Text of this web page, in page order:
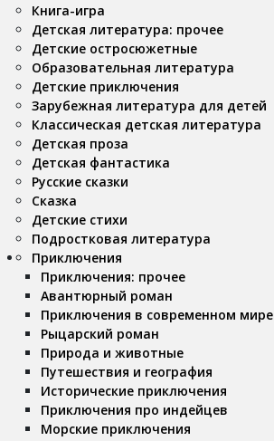
Книга-игра
Детская литература: прочее
Детские остросюжетные
Образовательная литература
Детские приключения
Зарубежная литература для детей
Классическая детская литература
Детская проза
Детская фантастика
Русские сказки
Сказка
Детские стихи
Подростковая литература
Приключения
Приключения: прочее
Авантюрный роман
Приключения в современном мире
Рыцарский роман
Природа и животные
Путешествия и география
Исторические приключения
Приключения про индейцев
Морские приключения